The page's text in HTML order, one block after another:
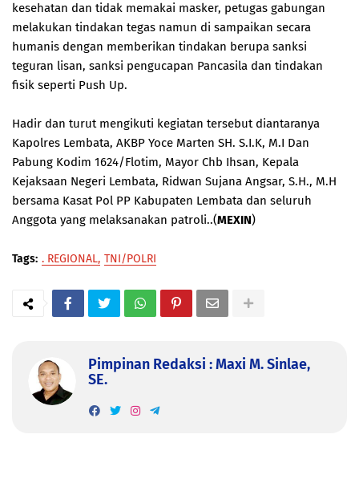
kesehatan dan tidak memakai masker, petugas gabungan
melakukan tindakan tegas namun di sampaikan secara
humanis dengan memberikan tindakan berupa sanksi
teguran lisan, sanksi pengucapan Pancasila dan tindakan
fisik seperti Push Up.
Hadir dan turut mengikuti kegiatan tersebut diantaranya
Kapolres Lembata, AKBP Yoce Marten SH. S.I.K, M.I Dan
Pabung Kodim 1624/Flotim, Mayor Chb Ihsan, Kepala
Kejaksaan Negeri Lembata, Ridwan Sujana Angsar, S.H., M.H
bersama Kasat Pol PP Kabupaten Lembata dan seluruh
Anggota yang melaksanakan patroli..(MEXIN)
Tags: . REGIONAL TNI/POLRI
Pimpinan Redaksi : Maxi M. Sinlae,
SE.